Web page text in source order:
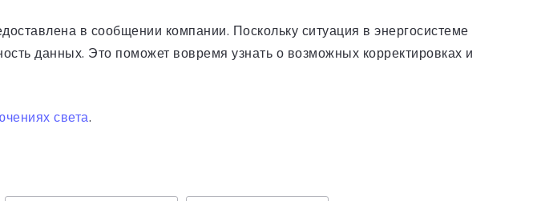
в сообщении компании. Поскольку ситуация в энергосистеме
данных. Это поможет вовремя узнать о возможных корректировках и
света.